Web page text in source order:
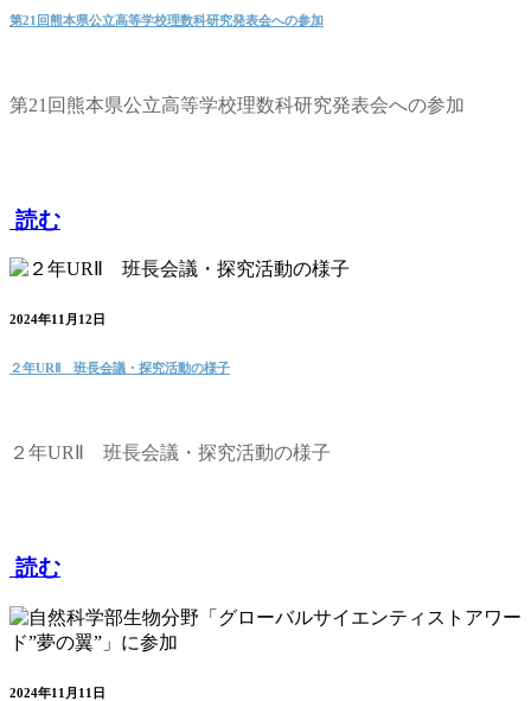
第21回熊本県公立高等学校理数科研究発表会への参加
第21回熊本県公立高等学校理数科研究発表会への参加
読む
2024年11月12日
２年URⅡ 班長会議・探究活動の様子
２年URⅡ 班長会議・探究活動の様子
読む
2024年11月11日